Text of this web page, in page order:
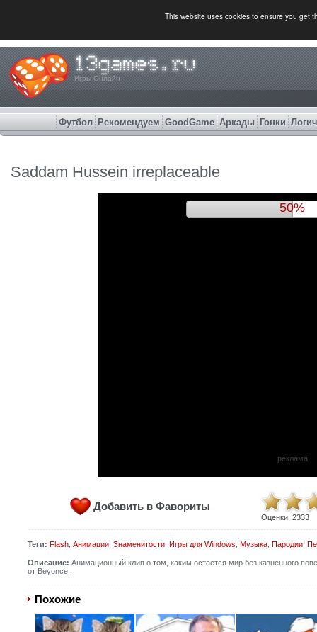
This website uses cookies to ensure you get
Игры Онлайн
Футбол Рекомендуем GoodGame Аркады Гонки
Saddam Hussein irreplaceable
54%
реклама
Добавить в Фавориты
Оценки: 2333
Теги: Flash, Анимации, Знаменитости, Игры для Windows Музыка, Пародии,
Описание: Анимационный клип о том, каким остается мир без казненного
от Beyonce.
Похожие